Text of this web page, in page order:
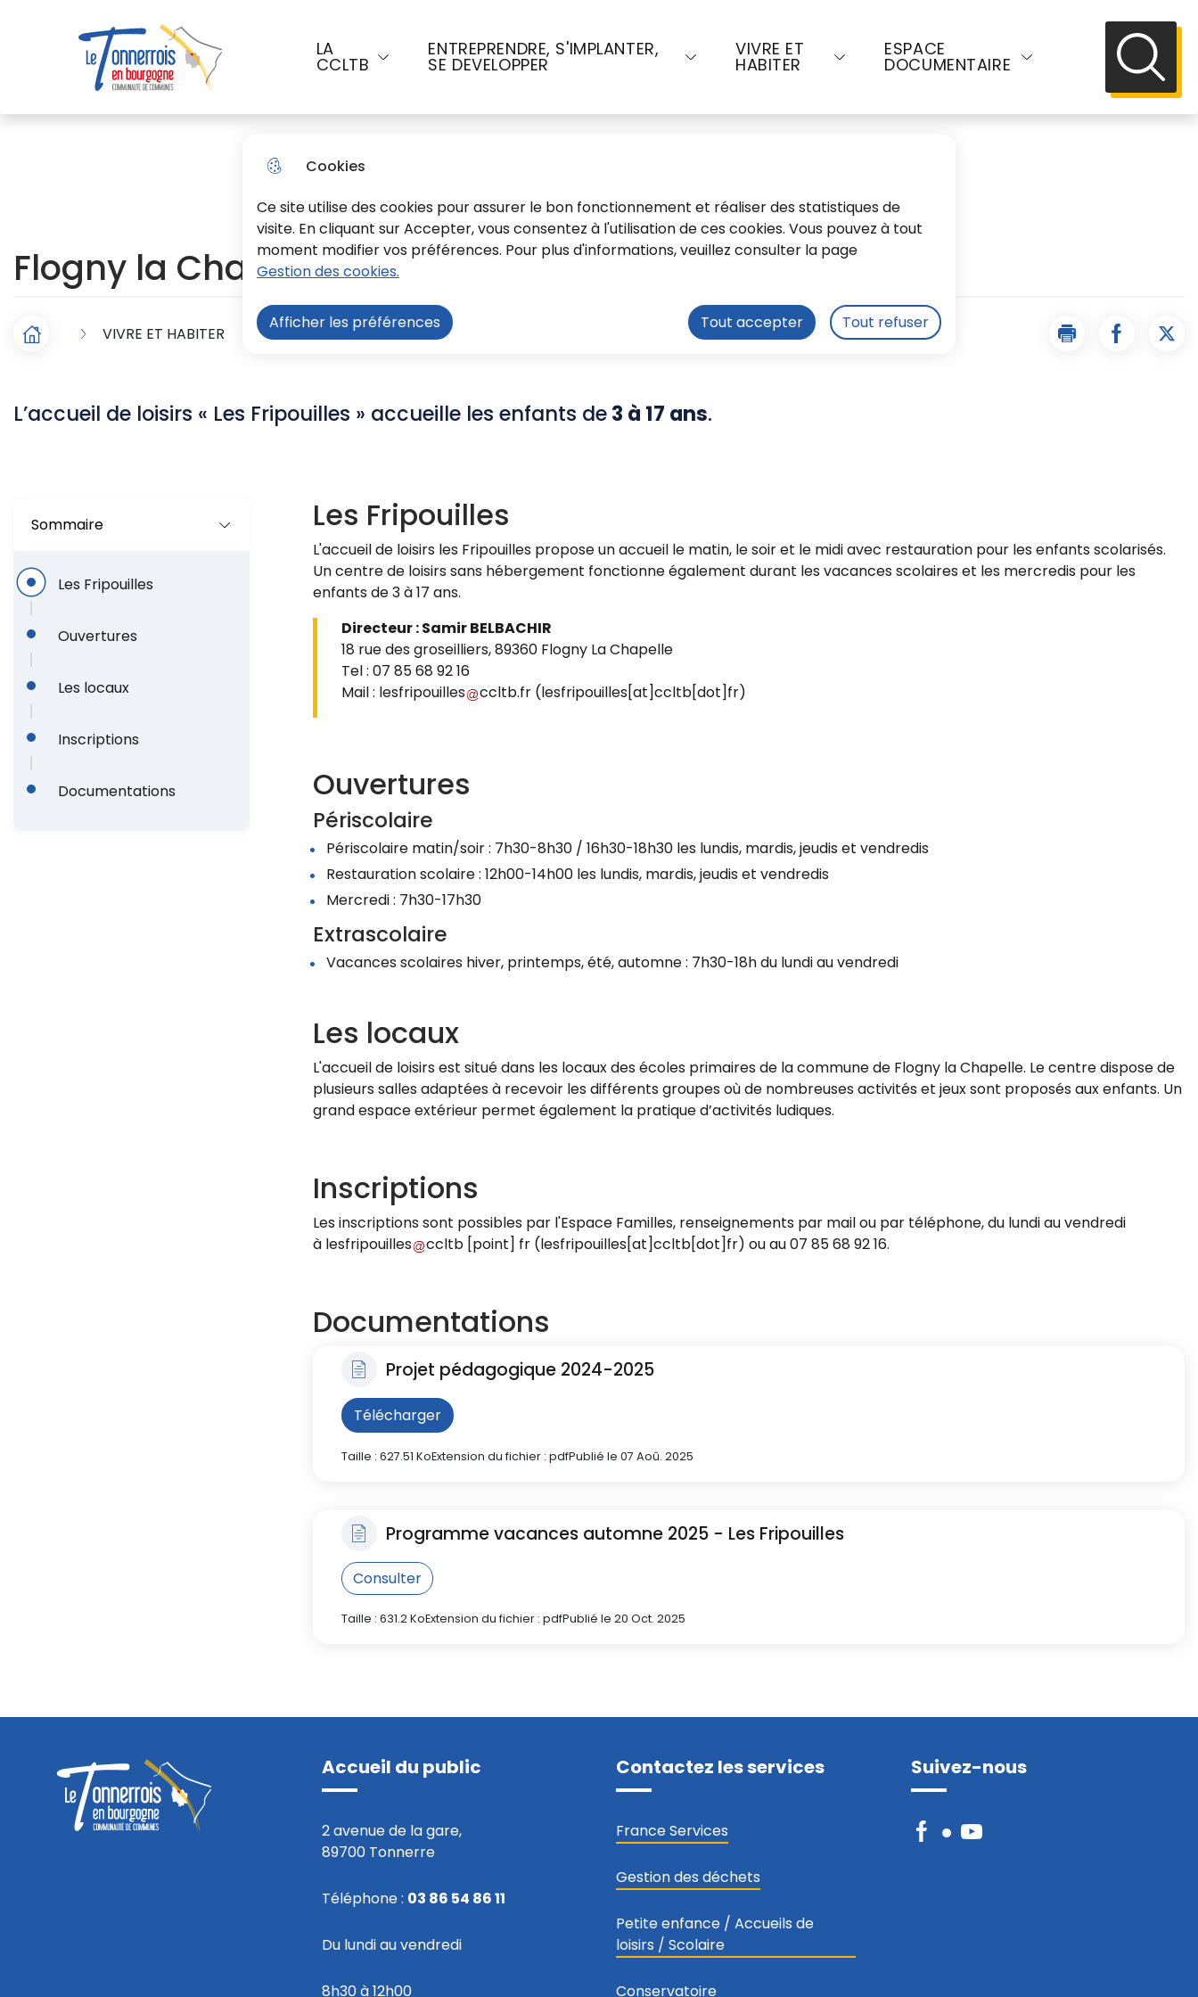
Cookies
Ce site utilise des cookies pour assurer le bon fonctionnement et réaliser des statistiques de
visite. En cliquant sur Accepter, vous consentez à l'utilisation de ces cookies. Vous pouvez à tout
moment modifier vos préférences. Pour plus d'informations, veuillez consulter la page
Gestion des cookies.
Afficher les préférences Tout accepter Tout refuser
Aller au menu Aller à la recherche
Menu principal
LA
CCLTB
ENTREPRENDRE, S'IMPLANTER,
SE DEVELOPPER
VIVRE ET
HABITER
ESPACE
DOCUMENTAIRE
Flogny la Chapelle
F
l
A
i
a
n
e
Accueil VIVRE ET HABITER Enfance, jeunesse Accueil de loisirs Flogny la Chapelle Imprimer la page
Partager
L’accueil de loisirs « Les Fripouilles » accueille les enfants de3 à 17 ans.
Sommaire
Les Fripouilles
Ouvertures
Les locaux
Inscriptions
Documentations
Les Fripouilles
L'accueil de loisirs les Fripouilles propose un accueil le matin, le soir et le midi avec restauration pour les enfants scolarisés.
Un centre de loisirs sans hébergement fonctionne également durant les vacances scolaires et les mercredis pour les
enfants de 3 à 17 ans.
Directeur : Samir BELBACHIR
18 rue des groseilliers, 89360 Flogny La Chapelle
Tel : 07 85 68 92 16
Mail : lesfripouilles ccltb.fr (lesfripouilles[at]ccltb[dot]fr)
Ouvertures
Périscolaire
Périscolaire matin/soir : 7h30-8h30 / 16h30-18h30 les lundis, mardis, jeudis et vendredis
Restauration scolaire : 12h00-14h00 les lundis, mardis, jeudis et vendredis
Mercredi : 7h30-17h30
Extrascolaire
Vacances scolaires hiver, printemps, été, automne : 7h30-18h du lundi au vendredi
Les locaux
L'accueil de loisirs est situé dans les locaux des écoles primaires de la commune de Flogny la Chapelle. Le centre dispose de
plusieurs salles adaptées à recevoir les différents groupes où de nombreuses activités et jeux sont proposés aux enfants. Un
grand espace extérieur permet également la pratique d’activités ludiques.
Inscriptions
Les inscriptions sont possibles par l'Espace Familles, renseignements par mail ou par téléphone, du lundi au vendredi
à lesfripouilles ccltb [point] fr (lesfripouilles[at]ccltb[dot]fr) ou au 07 85 68 92 16.
Documentations
Projet pédagogique 2024-2025
Télécharger
Taille : 627.51 KoExtension du fichier : pdfPublié le 07 Aoû. 2025
Programme vacances automne 2025 - Les Fripouilles
Consulter
Taille : 631.2 KoExtension du fichier : pdfPublié le 20 Oct. 2025
Accueil du public
2 avenue de la gare,
89700 Tonnerre
Téléphone : 03 86 54 86 11
Du lundi au vendredi
8h30 à 12h00
Contactez les services
France Services
Gestion des déchets
Petite enfance / Accueils de
loisirs / Scolaire
Conservatoire
Suivez-nous
FacebookYouTube